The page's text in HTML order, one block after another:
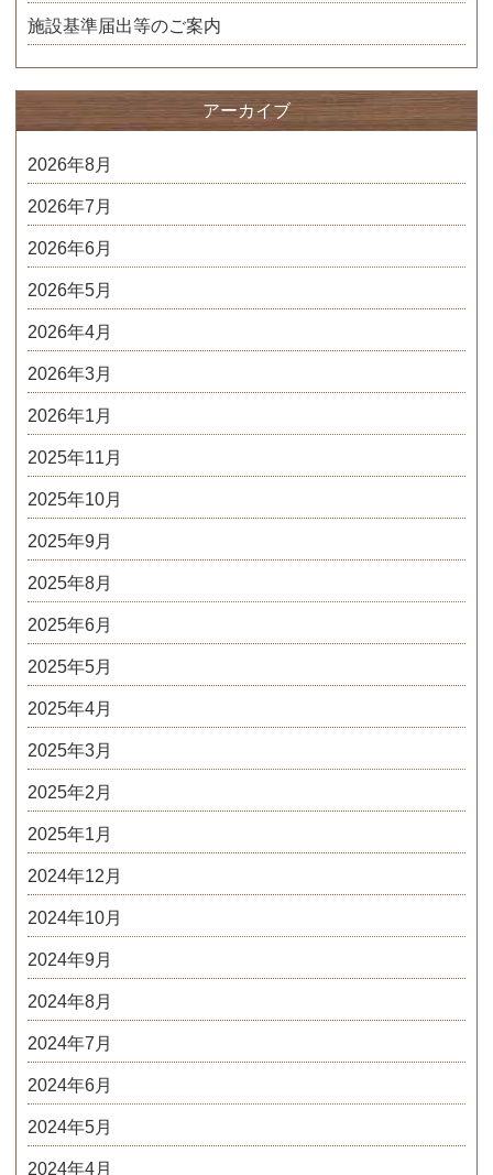
施設基準届出等のご案内
アーカイブ
2026年8月
2026年7月
2026年6月
2026年5月
2026年4月
2026年3月
2026年1月
2025年11月
2025年10月
2025年9月
2025年8月
2025年6月
2025年5月
2025年4月
2025年3月
2025年2月
2025年1月
2024年12月
2024年10月
2024年9月
2024年8月
2024年7月
2024年6月
2024年5月
2024年4月